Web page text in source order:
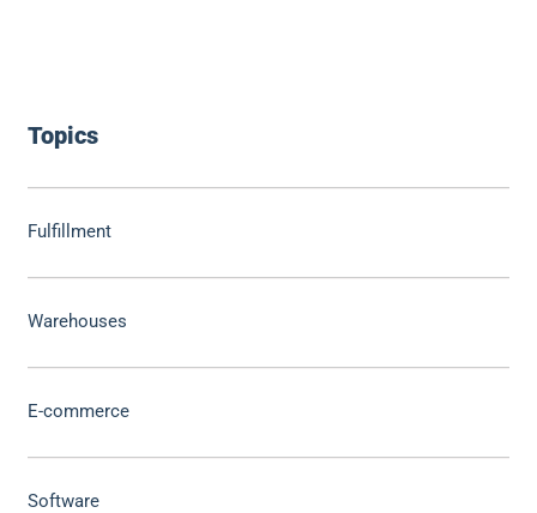
Topics
Fulfillment
Warehouses
E-commerce
Software